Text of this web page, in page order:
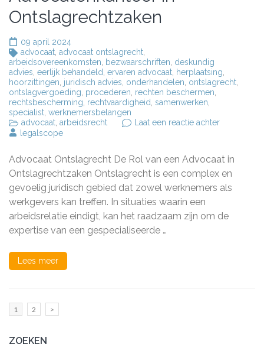
Ontslagrechtzaken
09 april 2024
advocaat advocaat ontslagrecht
arbeidsovereenkomsten
bezwaarschriften deskundig
advies eerlijk behandeld ervaren advocaat herplaatsing
hoorzittingen juridisch advies onderhandelen ontslagrecht
ontslagvergoeding procederen rechten beschermen
rechtsbescherming rechtvaardigheid samenwerken
specialist werknemersbelangen
advocaat arbeidsrecht Laat een reactie achterop
een
legalscope
Advocaat Ontslagrecht De Rol van een Advocaat in
Ontslagrechtzaken Ontslagrecht is een complex en
gevoelig juridisch gebied dat zowel werknemers als
werkgevers kan treffen. In situaties waarin een
arbeidsrelatie eindigt, kan het raadzaam zijn om de
expertise van een gespecialiseerde …
Lees meer
Berichten
Pagina
1 Pagina
2 >
ZOEKEN